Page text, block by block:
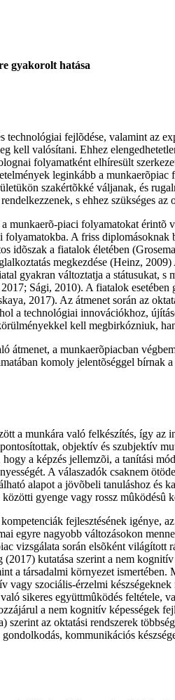
gyakorolt hatása
technológiai fejlõdése, valamint az
kell valósítani. Ehhez
folyamatként elhíresült
leginkább a
szakértõkké váljanak, és
s ehhez szükséges
a munkaerõ-piaci folyamatokat
folyamatokba. A friss
idõszak a fiatalok életében
megkezdése (Heinz,
gyakran változtatja a státusukat,
Sági, 2010). A fiatalok
2017). Az átmenet során az
a technológiai innovációkhoz,
kell megbirkózniuk,
átmenet, a munkaerõpiacban
komoly jelentõséggel bírnak
a munkára való felkészítés, így
objektív és szubjektív
a képzés jellemzõi, a tanítási
A válaszadók csaknem
alapot a jövõbeli tanuláshoz és
gyenge vagy rossz mûködésû
fejlesztésének igénye,
egyre nagyobb változásokon
vizsgálata során elsõként világított
kutatása szerint a nem
a társadalmi környezet
vagy szociális-érzelmi
sikeres együttmûködés
a nem kognitív képességek
szerint az oktatási rendszerek
kommunikációs